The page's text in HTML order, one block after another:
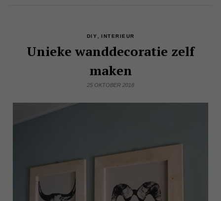
DIY INTERIEUR
Unieke wanddecoratie zelf
maken
25 OKTOBER 2018